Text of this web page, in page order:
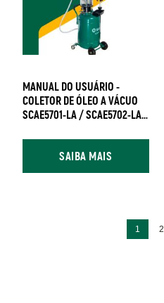
MANUAL DO USUÁRIO -
COLETOR DE ÓLEO A VÁCUO
SCAE5701-LA / SCAE5702-LA /
SAIBA MAIS
Página
1 2